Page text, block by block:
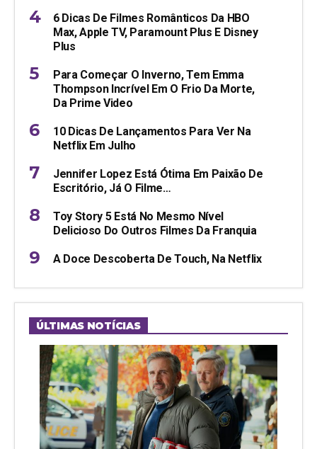
6 Dicas De Filmes Românticos Da HBO
Max, Apple TV, Paramount Plus E Disney
Plus
Para Começar O Inverno, Tem Emma
Thompson Incrível Em O Frio Da Morte,
Da Prime Video
10 Dicas De Lançamentos Para Ver Na
Netflix Em Julho
Jennifer Lopez Está Ótima Em Paixão De
Escritório, Já O Filme…
Toy Story 5 Está No Mesmo Nível
Delicioso Do Outros Filmes Da Franquia
A Doce Descoberta De Touch, Na Netflix
ÚLTIMAS NOTÍCIAS